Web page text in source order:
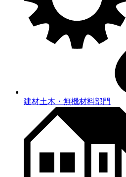
建材土木・無機材料部門